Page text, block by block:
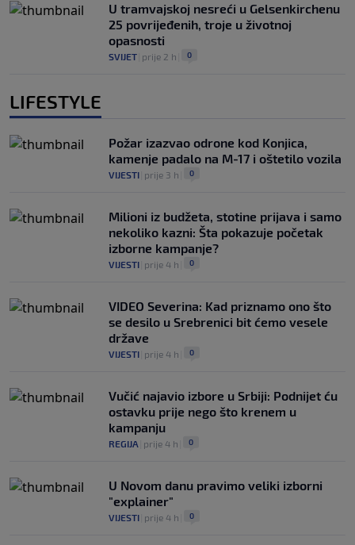
U tramvajskoj nesreći u Gelsenkirchenu
25 povrijeđenih, troje u životnoj
opasnosti
SVIJET prije 2 h 0
LIFESTYLE
Požar izazvao odrone kod Konjica,
kamenje padalo na M-17 i oštetilo vozila
VIJESTI prije 3 h 0
Milioni iz budžeta, stotine prijava i samo
nekoliko kazni: Šta pokazuje početak
izborne kampanje?
VIJESTI prije 4 h 0
VIDEO Severina: Kad priznamo ono što
se desilo u Srebrenici bit ćemo vesele
države
VIJESTI prije 4 h 0
Vučić najavio izbore u Srbiji: Podnijet ću
ostavku prije nego što krenem u
kampanju
REGIJA prije 4 h 0
U Novom danu pravimo veliki izborni
"explainer"
VIJESTI prije 4 h 0